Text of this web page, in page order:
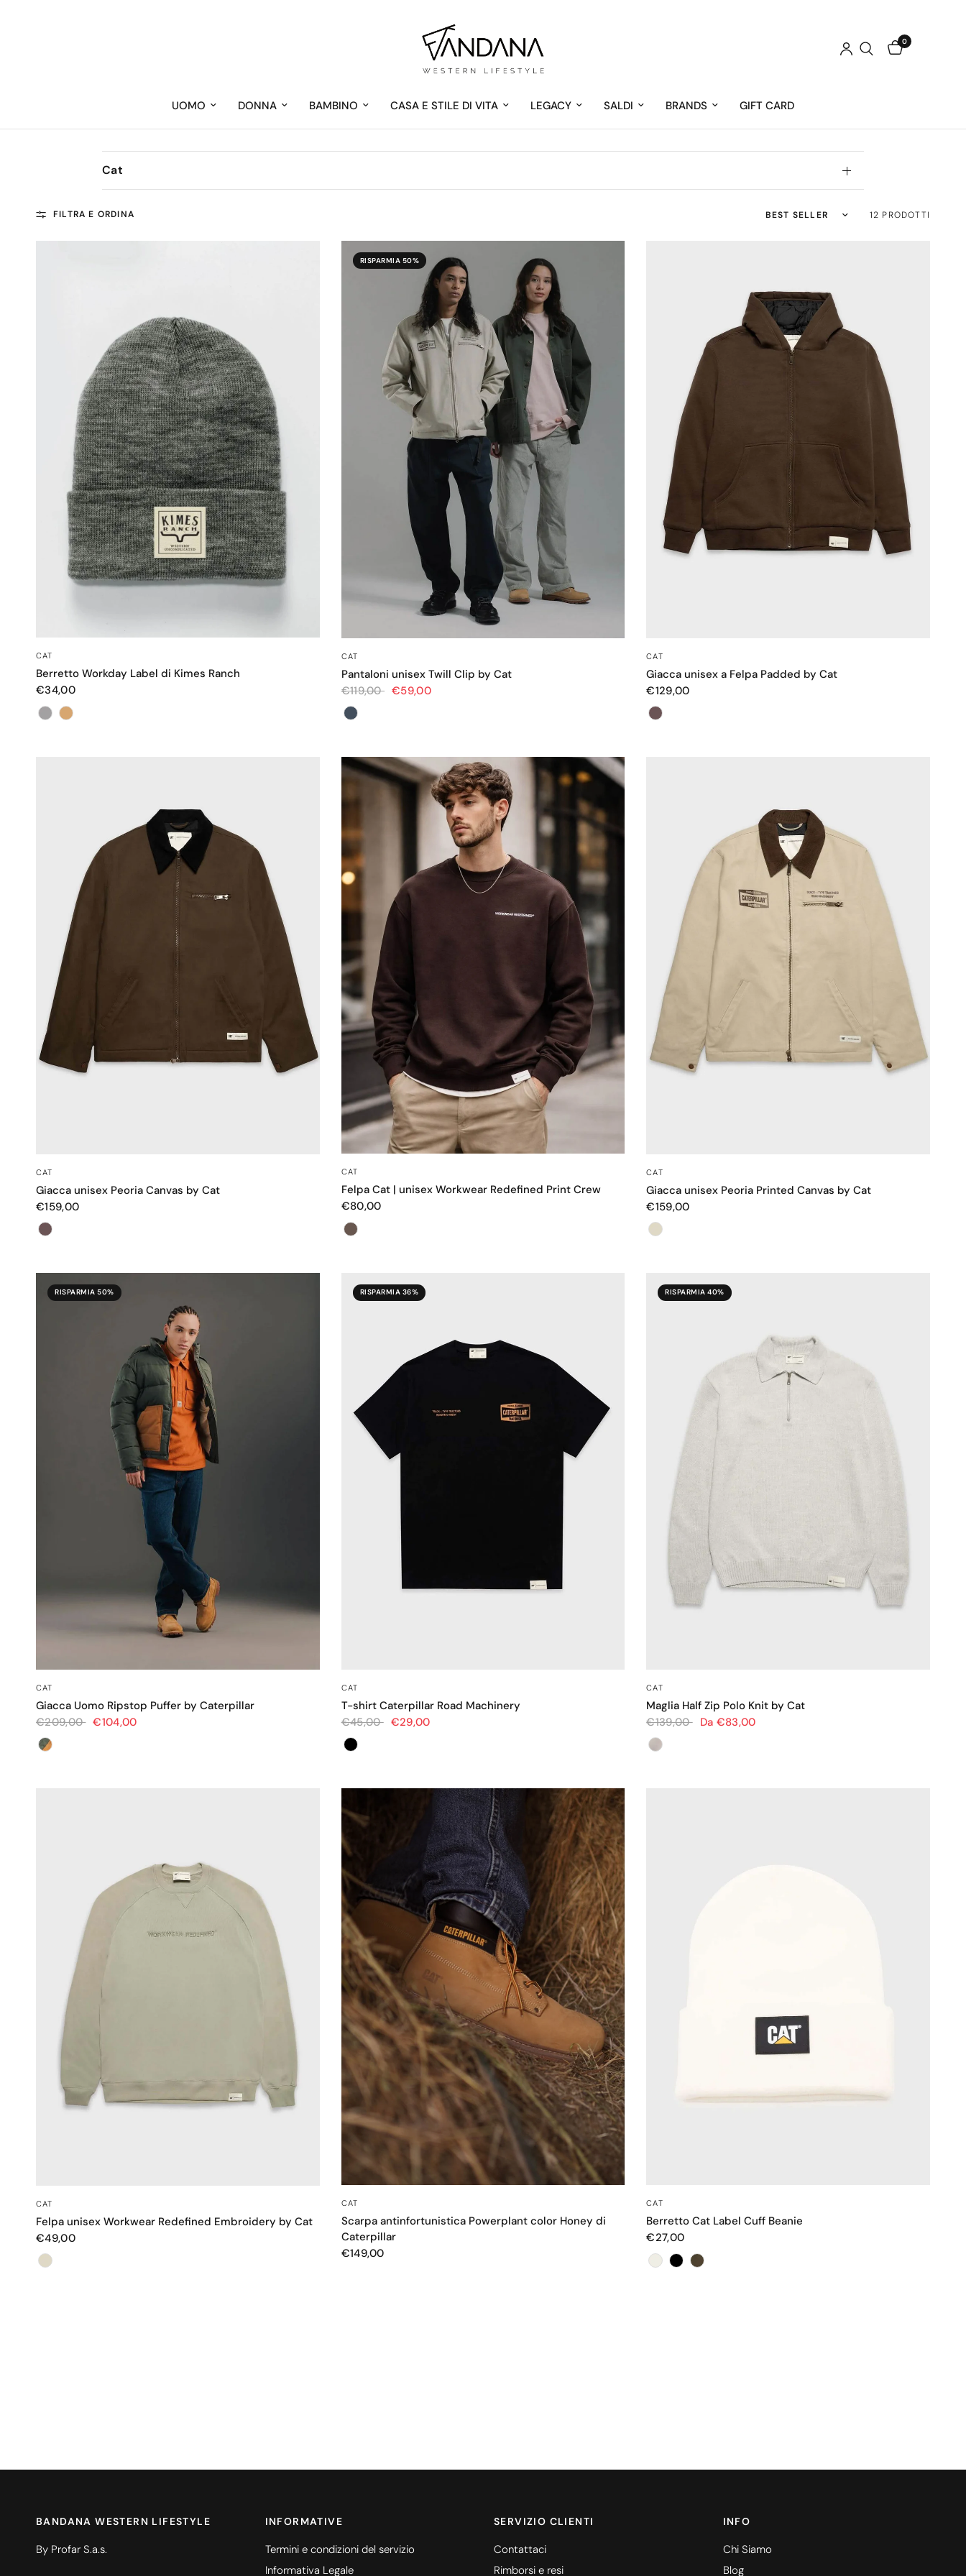
0
UOMO DONNA BAMBINO CASA E STILE DI VITA LEGACY SALDI BRANDS GIFT CARD
Cat
FILTRA E ORDINA Ordina per: 12 PRODOTTI
CAT
Berretto Workday Label di Kimes Ranch
€34,00
Colore
RISPARMIA 50%
CAT
Pantaloni unisex Twill Clip by Cat
€119,00 €59,00
Colore
CAT
Giacca unisex a Felpa Padded by Cat
€129,00
Colore
CAT
Giacca unisex Peoria Canvas by Cat
€159,00
Colore
CAT
Felpa Cat | unisex Workwear Redefined Print Crew
€80,00
Colore
CAT
Giacca unisex Peoria Printed Canvas by Cat
€159,00
Colore
RISPARMIA 50%
CAT
Giacca Uomo Ripstop Puffer by Caterpillar
€209,00 €104,00
Colore
RISPARMIA 36%
CAT
T-shirt Caterpillar Road Machinery
€45,00 €29,00
Colore
RISPARMIA 40%
CAT
Maglia Half Zip Polo Knit by Cat
€139,00 Da €83,00
Colore
CAT
Felpa unisex Workwear Redefined Embroidery by Cat
€49,00
Colore
CAT
Scarpa antinfortunistica Powerplant color Honey di
Caterpillar
€149,00
CAT
Berretto Cat Label Cuff Beanie
€27,00
Colore
BANDANA WESTERN LIFESTYLE
By Profar S.a.s.
INFORMATIVE
Termini e condizioni del servizio
Informativa Legale
SERVIZIO CLIENTI
Contattaci
Rimborsi e resi
INFO
Chi Siamo
Blog